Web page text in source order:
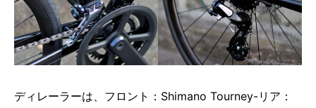
ディレーラーは、フロント：Shimano Tourney-リア：